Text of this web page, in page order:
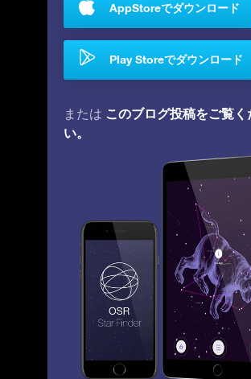
AppStoreでダウンロード
Play Storeでダウンロード
または このブログ投稿をご覧く
い。